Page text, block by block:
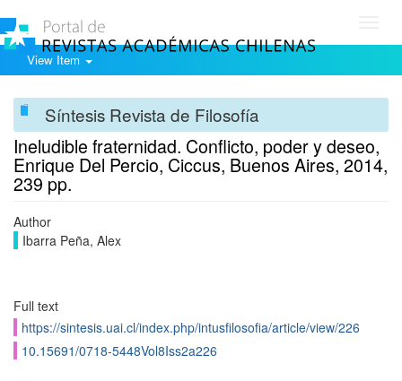
View Item
Síntesis Revista de Filosofía
Ineludible fraternidad. Conflicto, poder y deseo,
Enrique Del Percio, Ciccus, Buenos Aires, 2014,
239 pp.
Author
Ibarra Peña, Alex
Full text
https://sintesis.uai.cl/index.php/intusfilosofia/article/view/226
10.15691/0718-5448Vol8Iss2a226